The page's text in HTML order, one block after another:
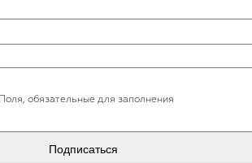
Поля, обязательные для заполнения
Подписаться